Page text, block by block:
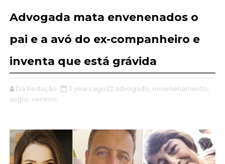
Advogada mata envenenados o
pai e a avó do ex-companheiro e
inventa que está grávida
Da Redação 3 years ago advogado, envenenamento,
sogro, veneno,